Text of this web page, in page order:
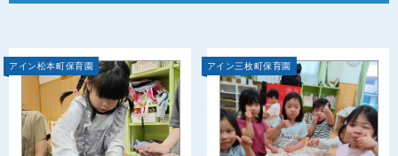
アイン松本町保育園 アイン三枚町保育園